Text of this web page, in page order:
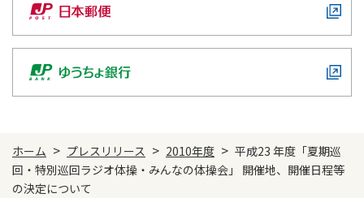
ホーム > プレスリリース > 2010年度 > 平成23 年度「夏期巡
回・特別巡回ラジオ体操・みんなの体操会」 開催地、開催日程等
の決定について